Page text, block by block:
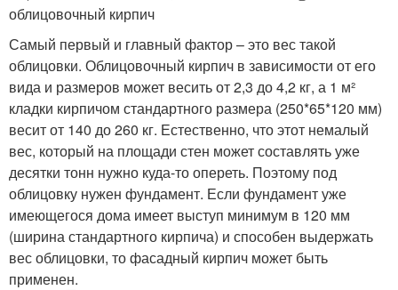
облицовочный кирпич
Самый первый и главный фактор – это вес такой
облицовки. Облицовочный кирпич в зависимости от его
вида и размеров может весить от 2,3 до 4,2 кг, а 1 м²
кладки кирпичом стандартного размера (250*65*120 мм)
весит от 140 до 260 кг. Естественно, что этот немалый
вес, который на площади стен может составлять уже
десятки тонн нужно куда-то опереть. Поэтому под
облицовку нужен фундамент. Если фундамент уже
имеющегося дома имеет выступ минимум в 120 мм
(ширина стандартного кирпича) и способен выдержать
вес облицовки, то фасадный кирпич может быть
применен.